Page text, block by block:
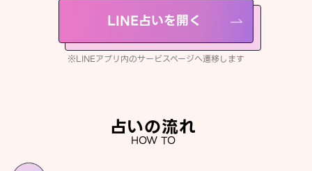
LINE占いを開く
※LINEアプリ内のサービスページへ遷移します
占いの流れ
HOW TO